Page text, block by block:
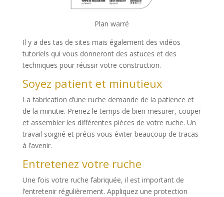
Plan warré
Il y a des tas de sites mais également des vidéos
tutoriels qui vous donneront des astuces et des
techniques pour réussir votre construction.
Soyez patient et minutieux
La fabrication d’une ruche demande de la patience et
de la minutie. Prenez le temps de bien mesurer, couper
et assembler les différentes pièces de votre ruche. Un
travail soigné et précis vous éviter beaucoup de tracas
à l’avenir.
Entretenez votre ruche
Une fois votre ruche fabriquée, il est important de
l’entretenir régulièrement. Appliquez une protection